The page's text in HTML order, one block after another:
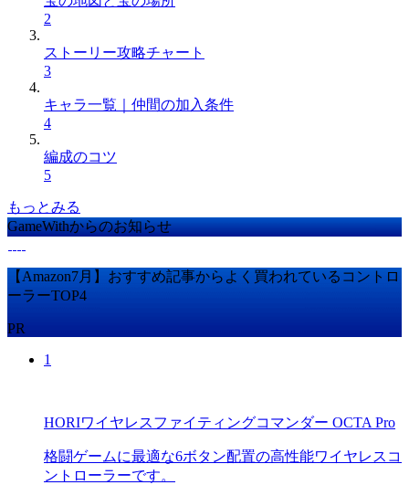
2
ストーリー攻略チャート
3
キャラ一覧｜仲間の加入条件
4
編成のコツ
5
もっとみる
GameWithからのお知らせ
【Amazon7月】おすすめ記事からよく買われているコントロ
ーラーTOP4
PR
1
HORIワイヤレスファイティングコマンダー OCTA Pro
格闘ゲームに最適な6ボタン配置の高性能ワイヤレスコ
ントローラーです。